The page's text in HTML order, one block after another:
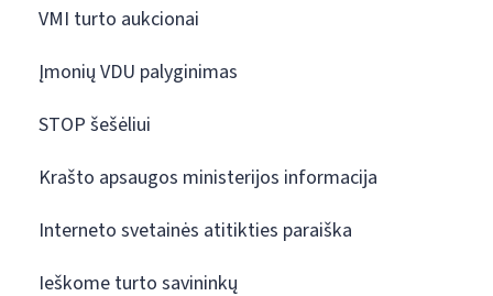
VMI turto aukcionai
Įmonių VDU palyginimas
STOP šešėliui
Krašto apsaugos ministerijos informacija
Interneto svetainės atitikties paraiška
Ieškome turto savininkų